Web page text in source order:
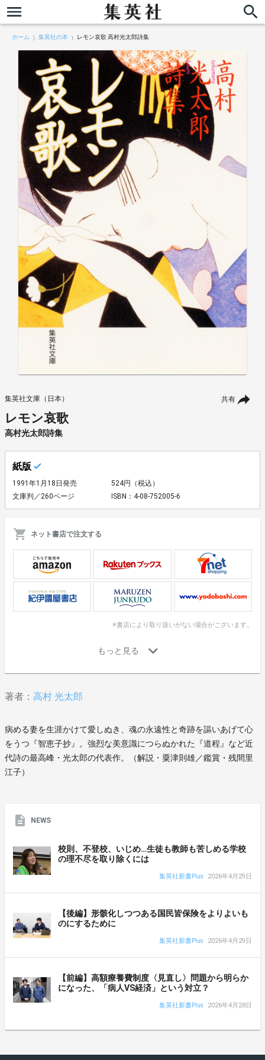
ホーム 集英社の本 レモン哀歌 高村光太郎詩集
共有
集英社文庫（日本）
レモン哀歌
高村光太郎詩集
紙版
1991年1月18日発売
524円（税込）
文庫判／260ページ
ISBN：4-08-752005-6
ネット書店で注文する
※書店により取り扱いがない場合がございます。
著者： 高村 光太郎
病める妻を生涯かけて愛しぬき、魂の永遠性と奇跡を謳いあげて心
をうつ『智恵子抄』。強烈な美意識につらぬかれた『道程』など近
代詩の最高峰・光太郎の代表作。（解説・粟津則雄／鑑賞・残間里
江子）
NEWS
校則、不登校、いじめ…生徒も教師も苦しめる学校
の理不尽を取り除くには
集英社新書Plus 2026年4月29日
【後編】形骸化しつつある国民皆保険をよりよいも
のにするために
集英社新書Plus 2026年4月29日
【前編】高額療養費制度〈見直し〉問題から明らか
になった、「病人VS経済」という対立？
集英社新書Plus 2026年4月28日